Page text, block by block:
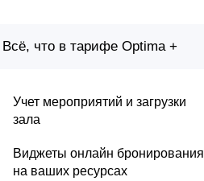
Всё, что в тарифе Optima +
Учет мероприятий и загрузки
зала
Виджеты онлайн бронирования
на ваших ресурсах